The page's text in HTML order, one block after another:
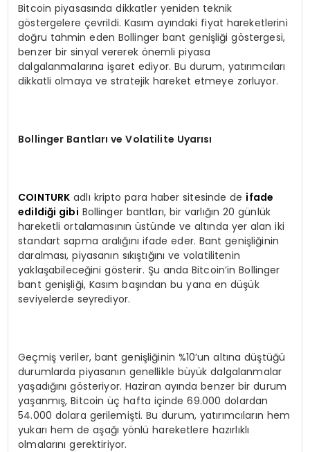
Bitcoin piyasasında dikkatler yeniden teknik
göstergelere çevrildi. Kasım ayındaki fiyat hareketlerini
doğru tahmin eden Bollinger bant genişliği göstergesi,
benzer bir sinyal vererek önemli piyasa
dalgalanmalarına işaret ediyor. Bu durum, yatırımcıları
dikkatli olmaya ve stratejik hareket etmeye zorluyor.
Bollinger Bantları ve Volatilite Uyarısı
COINTURK adlı kripto para haber sitesinde de ifade
edildiği gibi Bollinger bantları, bir varlığın 20 günlük
hareketli ortalamasının üstünde ve altında yer alan iki
standart sapma aralığını ifade eder. Bant genişliğinin
daralması, piyasanın sıkıştığını ve volatilitenin
yaklaşabileceğini gösterir. Şu anda Bitcoin’in Bollinger
bant genişliği, Kasım başından bu yana en düşük
seviyelerde seyrediyor.
Geçmiş veriler, bant genişliğinin %10’un altına düştüğü
durumlarda piyasanın genellikle büyük dalgalanmalar
yaşadığını gösteriyor. Haziran ayında benzer bir durum
yaşanmış, Bitcoin üç hafta içinde 69.000 dolardan
54.000 dolara gerilemişti. Bu durum, yatırımcıların hem
yukarı hem de aşağı yönlü hareketlere hazırlıklı
olmalarını gerektiriyor.